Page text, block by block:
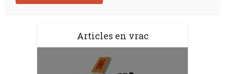
Articles en vrac